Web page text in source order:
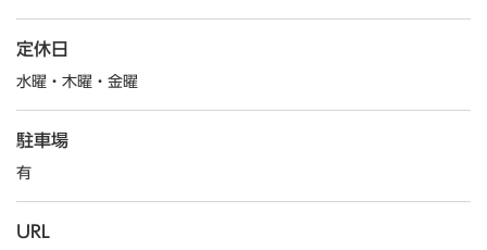
定休日
水曜・木曜・金曜
駐車場
有
URL